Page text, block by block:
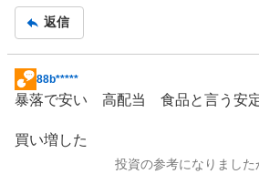
返信
掲
示
記
88b*****
暴落で安い 高配当 食品と言う安
買い増した
投資の参考になりました